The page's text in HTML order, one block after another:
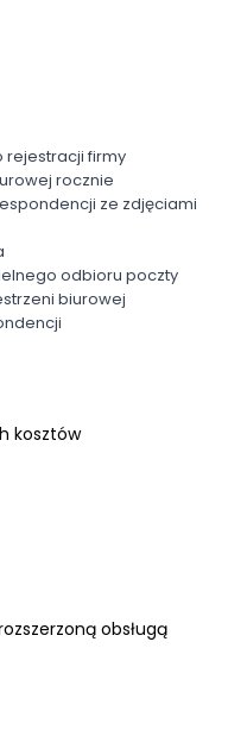
rejestracji firmy
rocznie
ze zdjęciami
odbioru poczty
biurowej
kosztów
obsługą